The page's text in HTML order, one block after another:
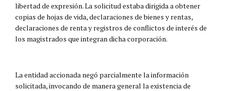
libertad de expresión. La solicitud estaba dirigida a obtener
copias de hojas de vida, declaraciones de bienes y rentas,
declaraciones de renta y registros de conflictos de interés de
los magistrados que integran dicha corporación.
La entidad accionada negó parcialmente la información
solicitada, invocando de manera general la existencia de